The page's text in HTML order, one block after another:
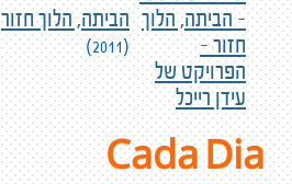
הביתה, הלוך חזור
(2011)
Cada Dia